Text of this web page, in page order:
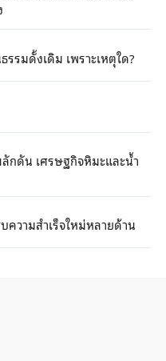
รมดั้งเดิม เพราะเหตุใด?
กดัน เศรษฐกิจหิมะและน้ำ
ความสำเร็จใหม่หลายด้าน